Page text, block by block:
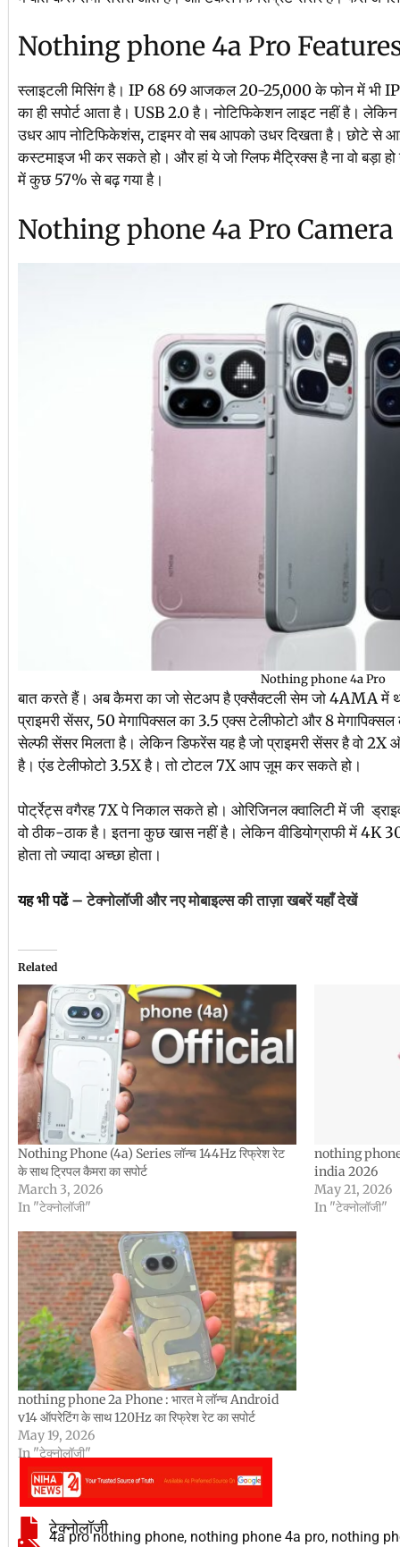
Nothing phone 4a Pro
स्लाइटली मिसिंग है। IP 68 69 आजकल 20-25,000 के फोन में भी
का ही सपोर्ट आता है। USB 2.0 है। नोटिफिकेशन लाइट नहीं है।
उधर आप नोटिफिकेशंस, टाइमर वो सब आपको उधर दिखता है। छोटे
कस्टमाइज भी कर सकते हो। और हां ये जो ग्लिफ मैट्रिक्स है ना वो बड़ा
में कुछ 57% से बढ़ गया है।
Nothing phone 4a Pro Camera
Nothing phone 4a Pro
बात करते हैं। अब कैमरा का जो सेटअप है एक्सैक्टली सेम जो 4AMA में
प्राइमरी सेंसर, 50 मेगापिक्सल का 3.5 एक्स टेलीफोटो और 8
सेल्फी सेंसर मिलता है। लेकिन डिफरेंस यह है जो प्राइमरी सेंसर है वो
है। एंड टेलीफोटो 3.5X है। तो टोटल 7X आप ज़ूम कर सकते हो।
पोर्ट्रेट्स वगैरह 7X पे निकाल सकते हो। ओरिजिनल क्वालिटी में जी
वो ठीक-ठाक है। इतना कुछ खास नहीं है। लेकिन वीडियोग्राफी में
होता तो ज्यादा अच्छा होता।
यह भी पढें –टेक्नोलॉजी और नए मोबाइल्स की ताज़ा खबरें यहाँ देखें
Related
Nothing Phone (4a) Series लॉन्च 144Hz रिफ्रेश रेट
के साथ ट्रिपल कैमरा का सपोर्ट
March 3, 2026
In "टेक्नोलॉजी"
nothing
india 2026
May 21, 2026
In "टेक्नोलॉजी"
nothing phone 2a Phone : भारत मे लॉन्च Android
v14 ऑपरेटिंग के साथ 120Hz का रिफ्रेश रेट का सपोर्ट
May 19, 2026
In "टेक्नोलॉजी"
टेक्नोलॉजी
4a pro nothing phone, nothing phone 4a pro, nothing